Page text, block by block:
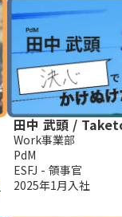
田中 武頭 /
Work事業部
PdM
ESFJ - 領事官
2025年1月入社